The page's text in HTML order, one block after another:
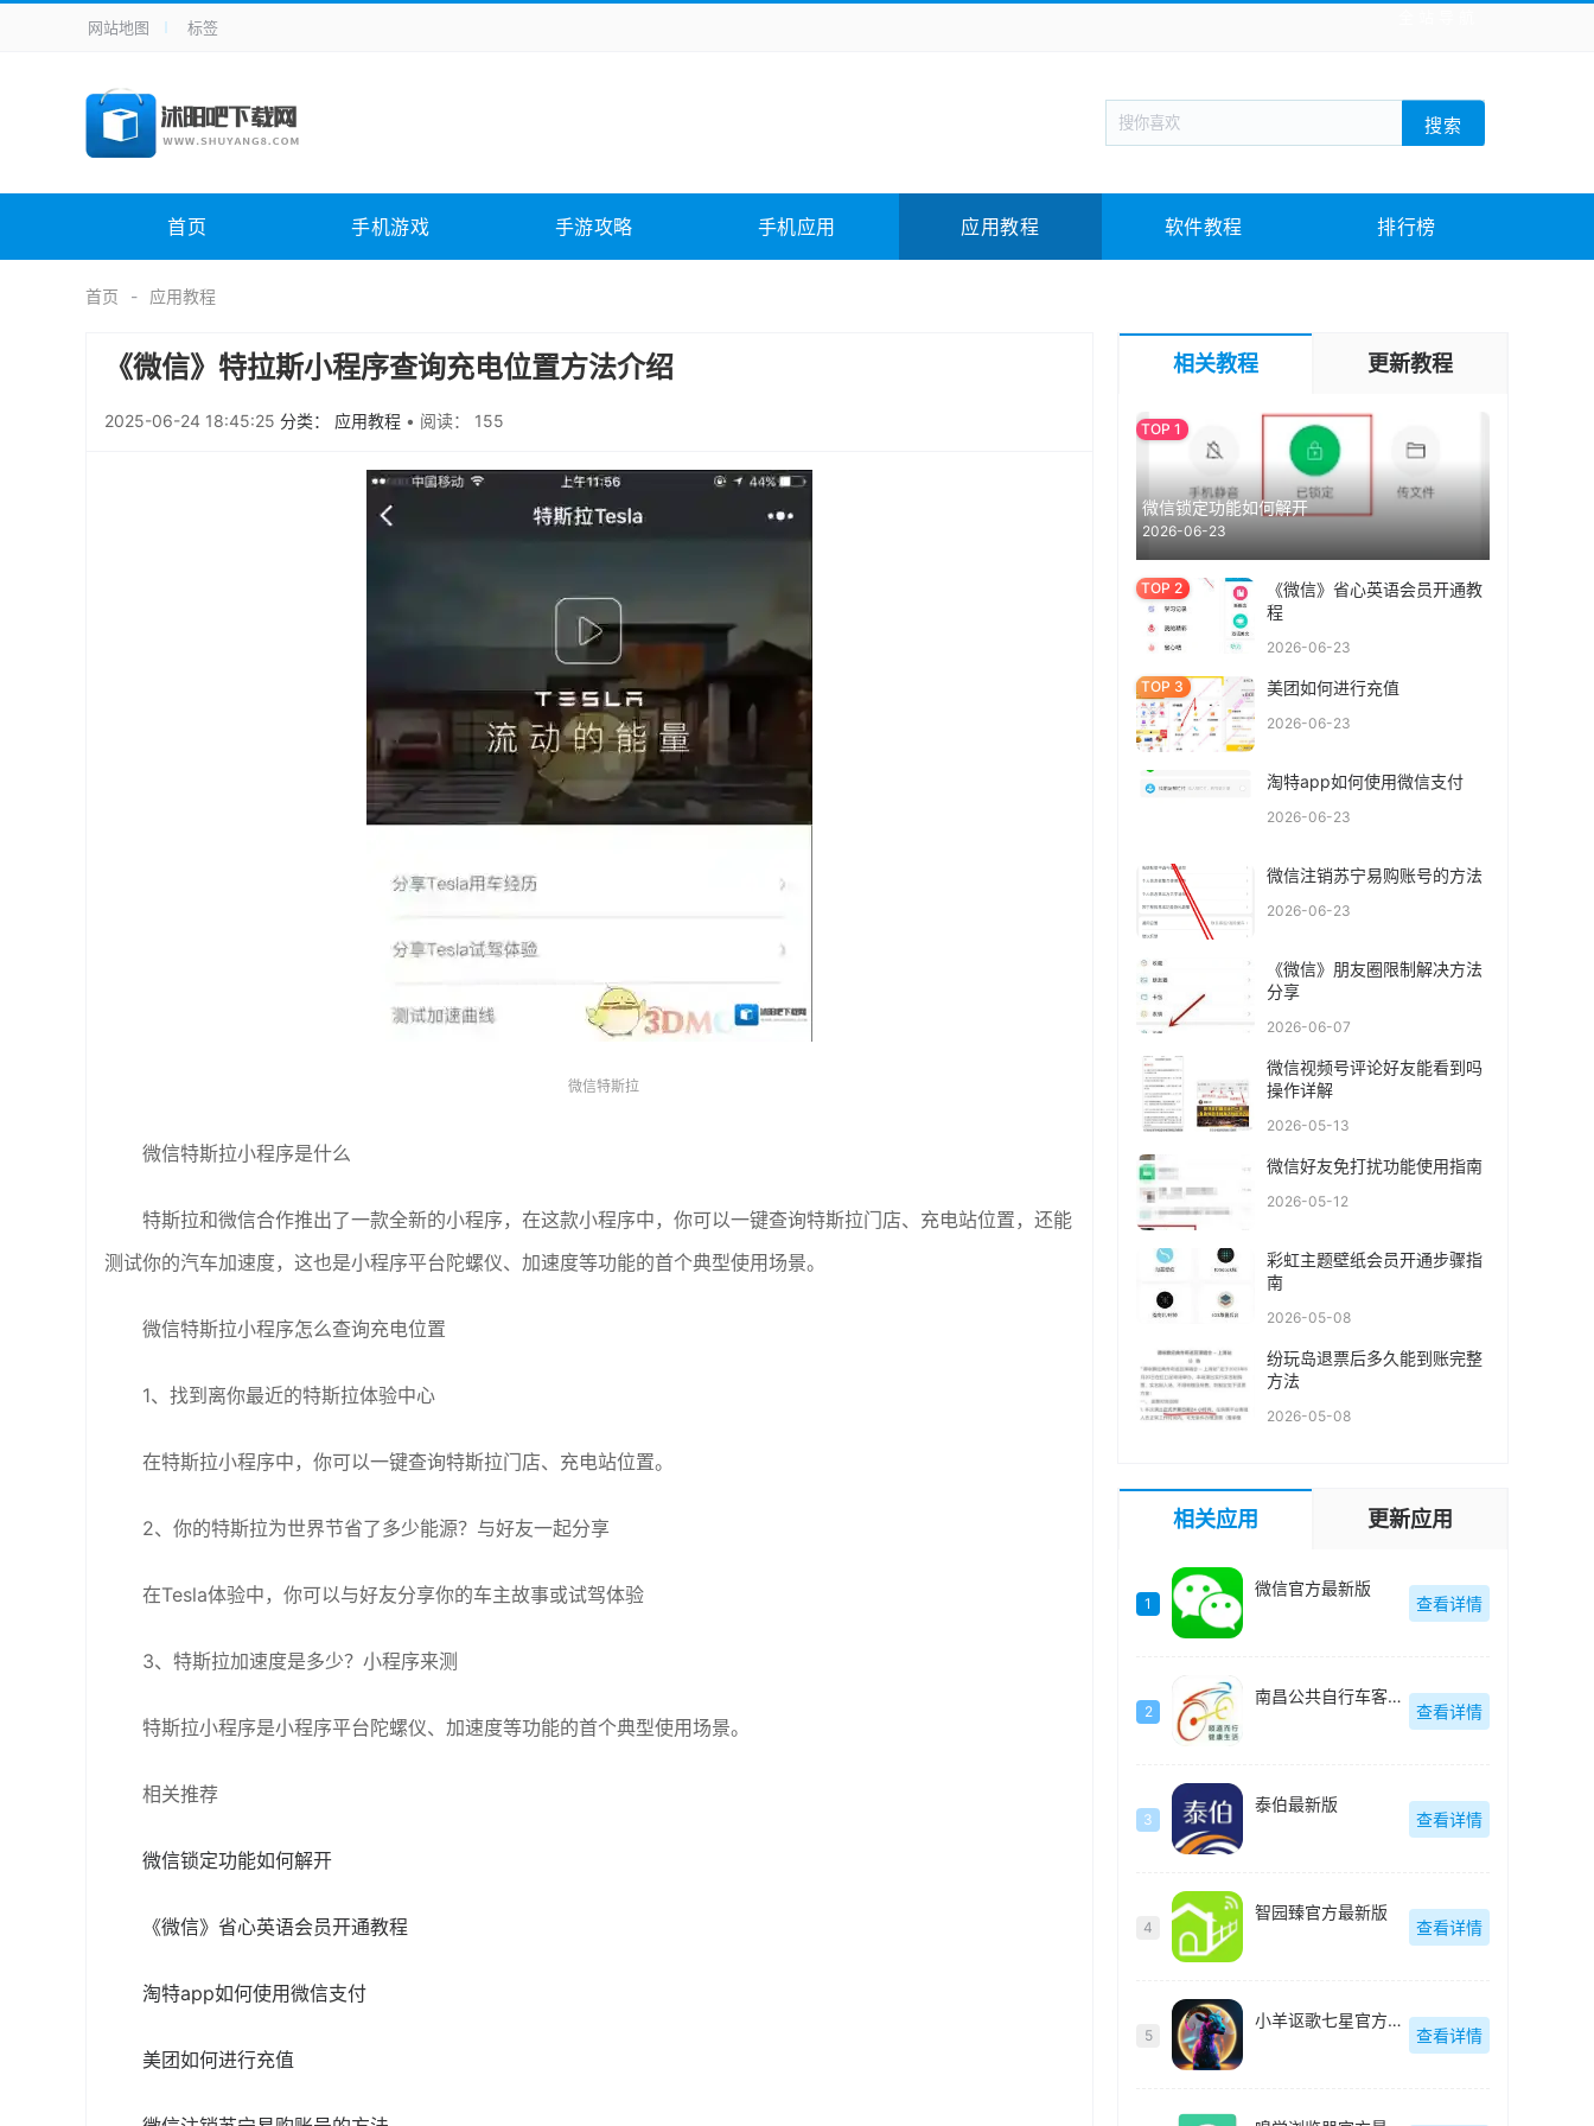
手机应用 新闻阅读 旅游出行 生活实用
手机游戏 H5游戏 回合网游 战棋游戏 枪战射击
电脑软件 其它类别 图形软件 安全相关 应用软件 影音软件 插件下载 教育教学 游戏娱乐 系统软件 素材下载
未分类 综合其它
网站地图 标签
搜索
首页 手机游戏 手游攻略 手机应用 应用教程 软件教程 排行榜
首页 应用教程
《微信》特拉斯小程序查询充电位置方法介绍
2025-06-24 18:45:25 分类： 应用教程 • 阅读： 155
微信特斯拉
微信特斯拉小程序是什么
特斯拉和微信合作推出了一款全新的小程序，在这款小程序中，你可以一键查询特斯拉门店、充电站位置，还能
测试你的汽车加速度，这也是小程序平台陀螺仪、加速度等功能的首个典型使用场景。
微信特斯拉小程序怎么查询充电位置
1、找到离你最近的特斯拉体验中心
在特斯拉小程序中，你可以一键查询特斯拉门店、充电站位置。
2、你的特斯拉为世界节省了多少能源？与好友一起分享
在Tesla体验中，你可以与好友分享你的车主故事或试驾体验
3、特斯拉加速度是多少？小程序来测
特斯拉小程序是小程序平台陀螺仪、加速度等功能的首个典型使用场景。
相关推荐
微信锁定功能如何解开
《微信》省心英语会员开通教程
淘特app如何使用微信支付
美团如何进行充值
相关教程 更新教程
微信锁定功能如何解开
2026-06-23
《微信》省心英语会员开通教
程
2026-06-23
美团如何进行充值
2026-06-23
淘特app如何使用微信支付
2026-06-23
微信注销苏宁易购账号的方法
2026-06-23
《微信》朋友圈限制解决方法
分享
2026-06-07
微信视频号评论好友能看到吗
操作详解
2026-05-13
微信好友免打扰功能使用指南
2026-05-12
彩虹主题壁纸会员开通步骤指
南
2026-05-08
纷玩岛退票后多久能到账完整
方法
2026-05-08
相关应用 更新应用
1
微信官方最新版
查看详情
2
南昌公共自行车客户端(洪城乐骑行)最新版
查看详情
3
泰伯最新版
查看详情
4
智园臻官方最新版
查看详情
5
小羊讴歌七星官方最新版
查看详情